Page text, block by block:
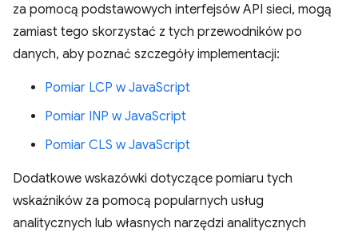
za pomocą podstawowych interfejsów API sieci, mogą
zamiast tego skorzystać z tych przewodników po
danych, aby poznać szczegóły implementacji:
Pomiar LCP w JavaScript
Pomiar INP w JavaScript
Pomiar CLS w JavaScript
Dodatkowe wskazówki dotyczące pomiaru tych
wskaźników za pomocą popularnych usług
analitycznych lub własnych narzędzi analitycznych